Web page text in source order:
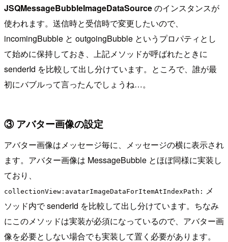
JSQMessageBubbleImageDataSourceのインスタンスが
使われます。送信時と受信時で変更したいので、
incomingBubble と outgoingBubble というプロパティとし
て始めに保持しておき、上記メソッドが呼ばれたときに
senderId を比較して出し分けています。ところで、誰が最
初にバブルって言ったんでしょうね…。
③ アバター画像の設定
アバター画像はメッセージ毎に、メッセージの横に表示され
ます。アバター画像は MessageBubble とほぼ同様に実装し
ており、
collectionView:avatarImageDataForItemAtIndexPath: メ
ソッド内で senderId を比較して出し分けています。ちなみ
にこのメソッドは実装が必須になっているので、アバター画
像を必要としない場合でも実装して置く必要があります。